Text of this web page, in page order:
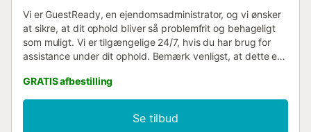
Vi er GuestReady, en ejendomsadministrator, og vi ønsker
at sikre, at dit ophold bliver så problemfrit og behageligt
som muligt. Vi er tilgængelige 24/7, hvis du har brug for
assistance under dit ophold. Bemærk venligst, at dette er
Hvis du ønsker at komme rundt i området, finder du alt,
hvad du har brug for, inden for gåafstand.
Busforbindelserne er fremragende med en station i
nærheden, og vi hjælper gerne med køreplaner og
GRATIS afbestilling
Se tilbud